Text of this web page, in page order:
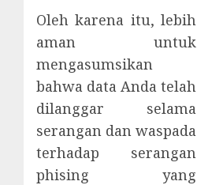
Oleh karena itu, lebih
aman untuk
mengasumsikan
bahwa data Anda telah
dilanggar selama
serangan dan waspada
terhadap serangan
phising yang